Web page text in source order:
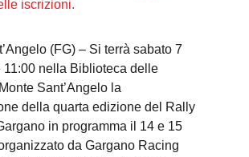
iscrizioni.
(FG) – Si terrà sabato 7
11:00 nella Biblioteca delle
Sant’Angelo la
della quarta edizione del Rally
in programma il 14 e 15
da Gargano Racing